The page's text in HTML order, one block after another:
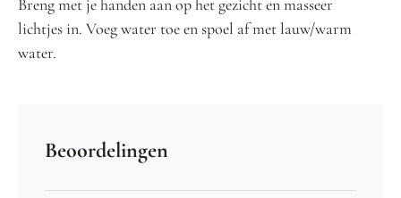
Breng met je handen aan op het gezicht en masseer
lichtjes in. Voeg water toe en spoel af met lauw/warm
water.
Beoordelingen